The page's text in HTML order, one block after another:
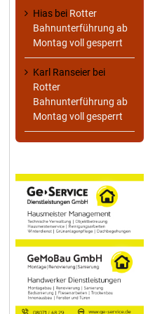
Hias bei Rotter
Bahnunterführung ab
Montag voll gesperrt
Karl Ranseier bei
Rotter
Bahnunterführung ab
Montag voll gesperrt